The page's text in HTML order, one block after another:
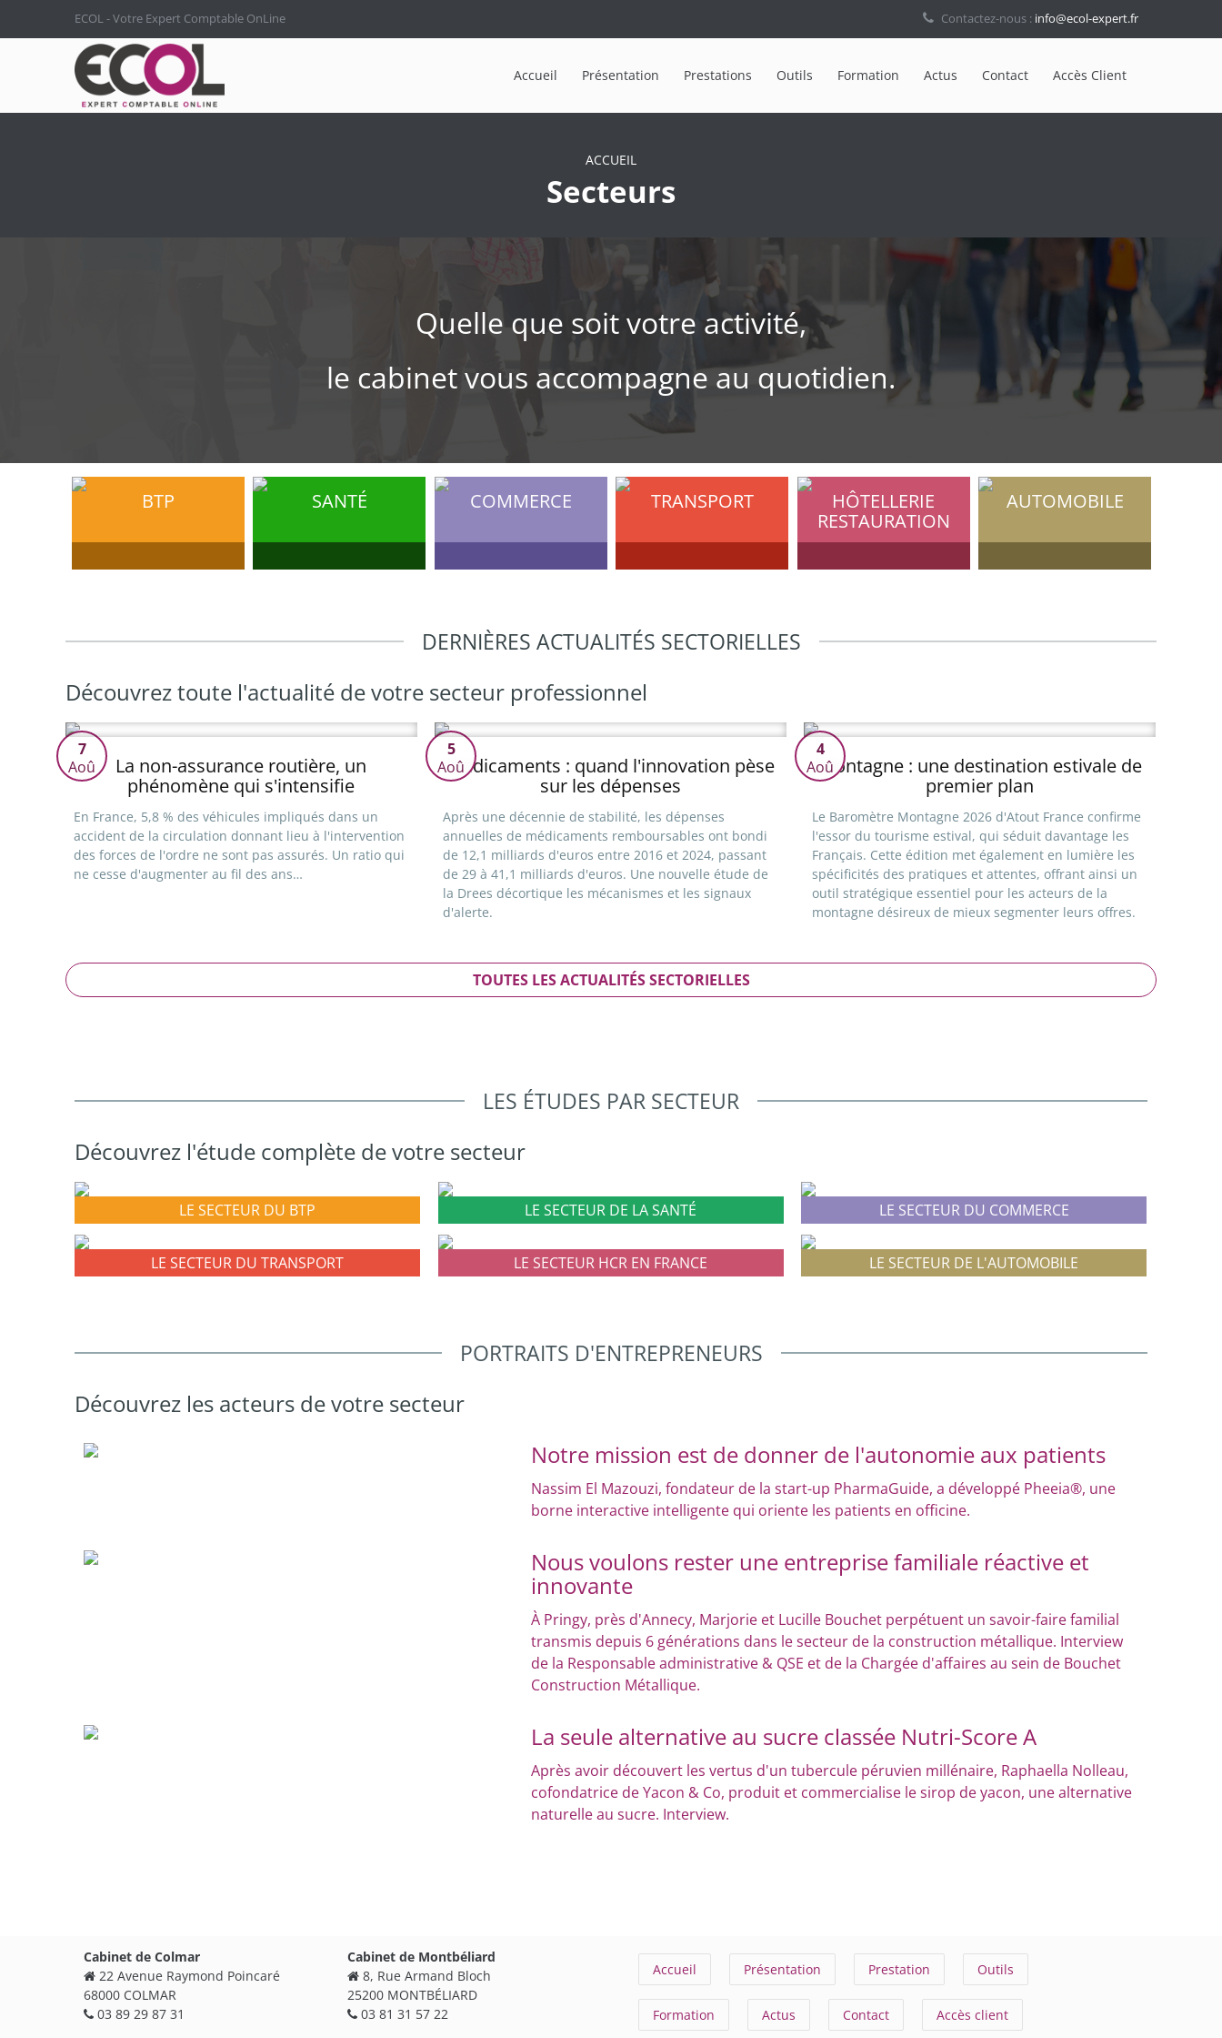
ECOL - Votre Expert Comptable OnLine Contactez-nous : info@ecol-expert.fr
Accueil Présentation Prestations Outils Formation Actus Contact Accès Client
ACCUEIL
Secteurs
Quelle que soit votre activité,
le cabinet vous accompagne au quotidien.
BTP SANTÉ COMMERCE TRANSPORT
HÔTELLERIE
RESTAURATION
AUTOMOBILE
DERNIÈRES ACTUALITÉS SECTORIELLES
Découvrez toute l'actualité de votre secteur professionnel
La non-assurance routière, un
phénomène qui s'intensifie
7
Aoû
En France, 5,8 % des véhicules impliqués dans un
accident de la circulation donnant lieu à l'intervention
des forces de l'ordre ne sont pas assurés. Un ratio qui
ne cesse d'augmenter au fil des ans…
Médicaments : quand l'innovation pèse
sur les dépenses
5
Aoû
Après une décennie de stabilité, les dépenses
annuelles de médicaments remboursables ont bondi
de 12,1 milliards d'euros entre 2016 et 2024, passant
de 29 à 41,1 milliards d'euros. Une nouvelle étude de
la Drees décortique les mécanismes et les signaux
d'alerte.
Montagne : une destination estivale de
premier plan
4
Aoû
Le Baromètre Montagne 2026 d'Atout France confirme
l'essor du tourisme estival, qui séduit davantage les
Français. Cette édition met également en lumière les
spécificités des pratiques et attentes, offrant ainsi un
outil stratégique essentiel pour les acteurs de la
montagne désireux de mieux segmenter leurs offres.
TOUTES LES ACTUALITÉS SECTORIELLES
LES ÉTUDES PAR SECTEUR
Découvrez l'étude complète de votre secteur
LE SECTEUR DU BTP LE SECTEUR DE LA SANTÉ LE SECTEUR DU COMMERCE
LE SECTEUR DU TRANSPORT LE SECTEUR HCR EN FRANCE LE SECTEUR DE L'AUTOMOBILE
PORTRAITS D'ENTREPRENEURS
Découvrez les acteurs de votre secteur
Notre mission est de donner de l'autonomie aux patients
Nassim El Mazouzi, fondateur de la start-up PharmaGuide, a développé Pheeia®, une
borne interactive intelligente qui oriente les patients en officine.
Nous voulons rester une entreprise familiale réactive et
innovante
À Pringy, près d'Annecy, Marjorie et Lucille Bouchet perpétuent un savoir-faire familial
transmis depuis 6 générations dans le secteur de la construction métallique. Interview
de la Responsable administrative & QSE et de la Chargée d'affaires au sein de Bouchet
Construction Métallique.
La seule alternative au sucre classée Nutri-Score A
Après avoir découvert les vertus d'un tubercule péruvien millénaire, Raphaella Nolleau,
cofondatrice de Yacon & Co, produit et commercialise le sirop de yacon, une alternative
naturelle au sucre. Interview.
Cabinet de Colmar
22 Avenue Raymond Poincaré
68000 COLMAR
03 89 29 87 31
Cabinet de Montbéliard
8, Rue Armand Bloch
25200 MONTBÉLIARD
03 81 31 57 22
Accueil Présentation Prestation Outils
Formation Actus Contact Accès client